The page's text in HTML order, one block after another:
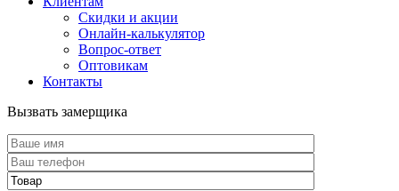
Скидки и акции
Онлайн-калькулятор
Вопрос-ответ
Оптовикам
Контакты
Вызвать замерщика